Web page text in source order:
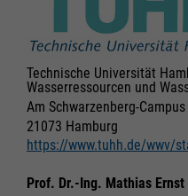
Technische Universität
Wasserressourcen und
Am Schwarzenberg-Campus
21073 Hamburg
https://www.tuhh.de/wwv/
Prof. Dr.-Ing. Mathias Ernst
Cookie Informationen anzeigen
Impressum Datenschutz
Cookie Informationen anzeigen
Impressum Datenschutz